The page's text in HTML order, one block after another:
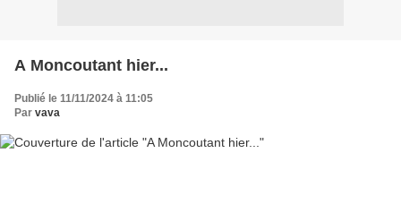
A Moncoutant hier...
Publié le 11/11/2024 à 11:05
Par vava